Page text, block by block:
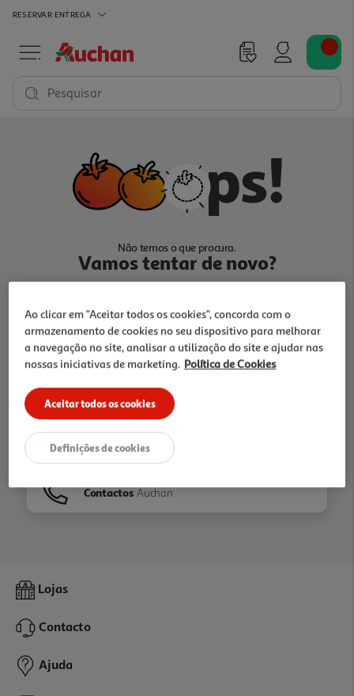
RESERVAR ENTREGA
Pesquisar
Não temos o que procura.
Vamos tentar de novo?
Ir para Homepage
Folhetos
Contactos Auchan
Lojas
Contacto
Ajuda
Ao clicar em "Aceitar todos os cookies", concorda com o
armazenamento de cookies no seu dispositivo para melhorar
a navegação no site, analisar a utilização do site e ajudar nas
nossas iniciativas de marketing. Política de Cookies
Aceitar todos os cookies
Definições de cookies